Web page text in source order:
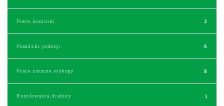
Piece, kominki 2
Posadzki, podłogi 6
Prace ziemne, wykopy 8
Rusztowania, drabiny 1